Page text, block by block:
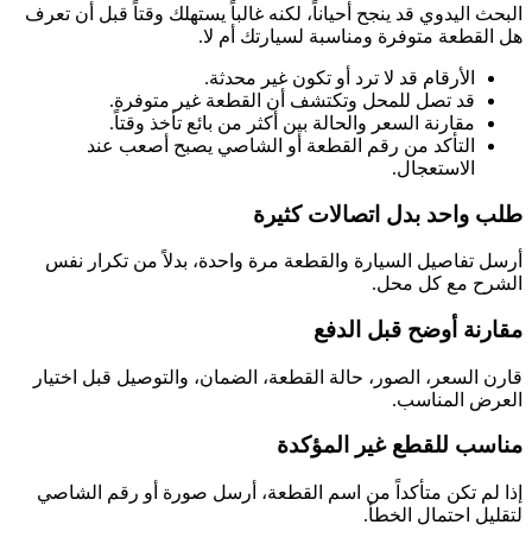
البحث اليدوي قد ينجح أحياناً، لكنه غالباً يستهلك وقتاً قبل أن تعرف
هل القطعة متوفرة ومناسبة لسيارتك أم لا.
الأرقام قد لا ترد أو تكون غير محدثة.
قد تصل للمحل وتكتشف أن القطعة غير متوفرة.
مقارنة السعر والحالة بين أكثر من بائع تأخذ وقتاً.
التأكد من رقم القطعة أو الشاصي يصبح أصعب عند
الاستعجال.
طلب واحد بدل اتصالات كثيرة
أرسل تفاصيل السيارة والقطعة مرة واحدة، بدلاً من تكرار نفس
الشرح مع كل محل.
مقارنة أوضح قبل الدفع
قارن السعر، الصور، حالة القطعة، الضمان، والتوصيل قبل اختيار
العرض المناسب.
مناسب للقطع غير المؤكدة
إذا لم تكن متأكداً من اسم القطعة، أرسل صورة أو رقم الشاصي
لتقليل احتمال الخطأ.